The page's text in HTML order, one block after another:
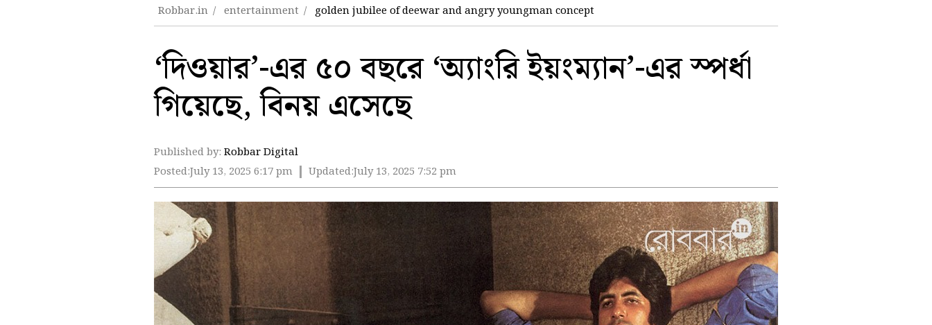
Robbar.in entertainment golden jubilee of deewar and angry youngman concept
‘দিওয়ার’-এর ৫০ বছরে ‘অ্যাংরি ইয়ংম্যান’-এর স্পর্ধা
গিয়েছে, বিনয় এসেছে
Published by: Robbar Digital
Posted:July 13, 2025 6:17 pm Updated:July 13, 2025 7:52 pm